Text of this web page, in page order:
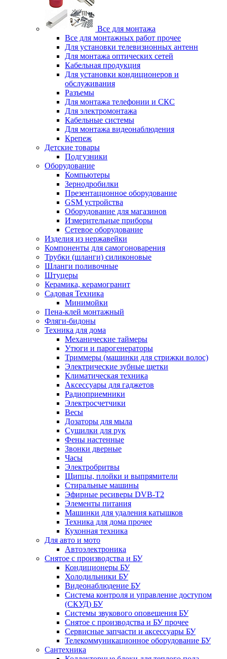
Все для монтажа
Все для монтажных работ прочее
Для установки телевизионных антенн
Для монтажа оптических сетей
Кабельная продукция
Для установки кондиционеров и
обслуживания
Разъемы
Для монтажа телефонии и СКС
Для электромонтажа
Кабельные системы
Для монтажа видеонаблюдения
Крепеж
Детские товары
Подгузники
Оборудование
Компьютеры
Зернодробилки
Презентационное оборудование
GSM устройства
Оборудование для магазинов
Измерительные приборы
Сетевое оборудование
Изделия из нержавейки
Компоненты для самогоноварения
Трубки (шланги) силиконовые
Шланги поливочные
Штуцеры
Керамика, керамогранит
Садовая Техника
Минимойки
Пена-клей монтажный
Фляги-бидоны
Техника для дома
Механические таймеры
Утюги и парогенераторы
Триммеры (машинки для стрижки волос)
Электрические зубные щетки
Климатическая техника
Аксессуары для гаджетов
Радиоприемники
Электросчетчики
Весы
Дозаторы для мыла
Сушилки для рук
Фены настенные
Звонки дверные
Часы
Электробритвы
Щипцы, плойки и выпрямители
Стиральные машины
Эфирные ресиверы DVB-T2
Элементы питания
Машинки для удаления катышков
Техника для дома прочее
Кухонная техника
Для авто и мото
Автоэлектроника
Снятое с производства и БУ
Кондиционеры БУ
Холодильники БУ
Видеонаблюдение БУ
Система контроля и управление доступом
(СКУД) БУ
Системы звукового оповещения БУ
Снятое с производства и БУ прочее
Сервисные запчасти и аксессуары БУ
Телекоммуникационное оборудование БУ
Сантехника